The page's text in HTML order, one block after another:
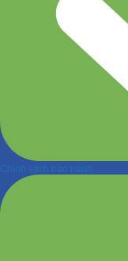
Chính sách bảo hành